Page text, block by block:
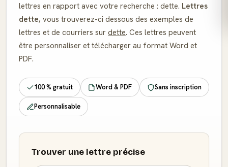
lettres en rapport avec votre recherche : dette. Lettres
dette, vous trouverez-ci dessous des exemples de
lettres et de courriers sur dette. Ces lettres peuvent
être personnaliser et télécharger au format Word et
PDF.
100 % gratuit Word & PDF Sans inscription
Personnalisable
Trouver une lettre précise